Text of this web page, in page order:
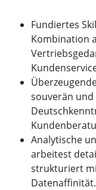
Fundiertes
Kombination
souverän
Analytische
arbeitest
strukturiert
Datenaffinität.